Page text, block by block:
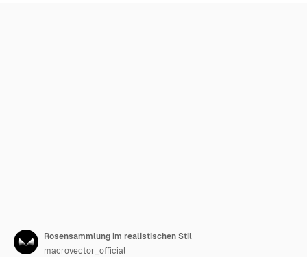
Rosensammlung im realistischen Stil
macrovector_official